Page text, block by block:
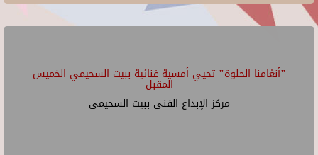
"أنغامنا الحلوة" تحيي أمسية غنائية ببيت السحيمي الخميس
المقبل
مركز الإبداع الفنى ببيت السحيمى